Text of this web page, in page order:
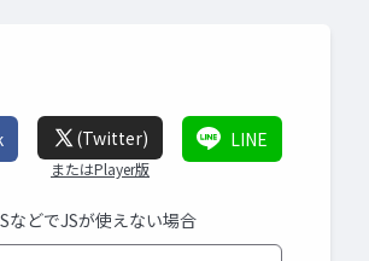
(Twitter)
またはPlayer版
LINE
などでJSが使えない場合